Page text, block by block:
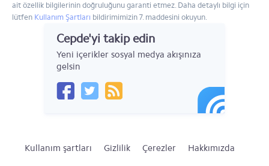
ait özellik bilgilerinin doğruluğunu garanti etmez. Daha detaylı bilgi için
lütfen Kullanım Şartları bildirimimizin 7. maddesini okuyun.
Cepde'yi takip edin
Yeni içerikler sosyal medya akışınıza
gelsin
Kullanım şartları Gizlilik Çerezler
Hakkımızda